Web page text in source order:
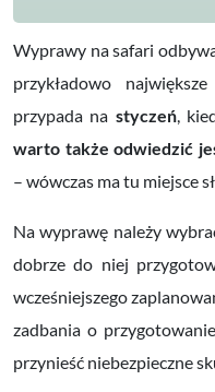
Wyprawy na safari
przykładowo
przypada na styczeń,
warto także odwiedzić
– wówczas ma tu miejsce
Na wyprawę należy
dobrze do niej
wcześniejszego
zadbania o
przynieść niebezpieczne